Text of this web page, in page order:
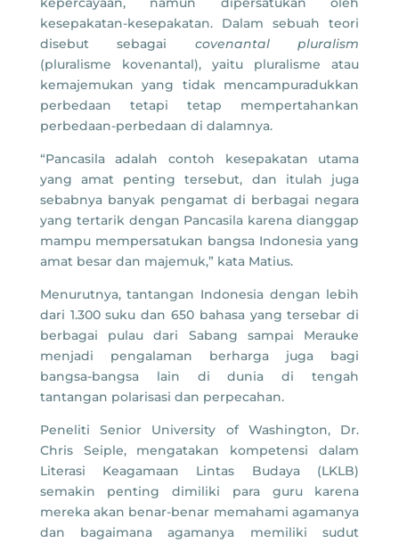
kesepakatan-kesepakatan. Dalam sebuah teori
disebut sebagai covenantal pluralism
(pluralisme kovenantal), yaitu pluralisme atau
kemajemukan yang tidak mencampuradukkan
perbedaan tetapi tetap mempertahankan
perbedaan-perbedaan di dalamnya.
“Pancasila adalah contoh kesepakatan utama
yang amat penting tersebut, dan itulah juga
sebabnya banyak pengamat di berbagai negara
yang tertarik dengan Pancasila karena dianggap
mampu mempersatukan bangsa Indonesia yang
amat besar dan majemuk,” kata Matius.
Menurutnya, tantangan Indonesia dengan lebih
dari 1.300 suku dan 650 bahasa yang tersebar di
berbagai pulau dari Sabang sampai Merauke
menjadi pengalaman berharga juga bagi
bangsa-bangsa lain di dunia di tengah
tantangan polarisasi dan perpecahan.
Peneliti Senior University of Washington, Dr.
Chris Seiple, mengatakan kompetensi dalam
Literasi Keagamaan Lintas Budaya (LKLB)
semakin penting dimiliki para guru karena
mereka akan benar-benar memahami agamanya
dan bagaimana agamanya memiliki sudut